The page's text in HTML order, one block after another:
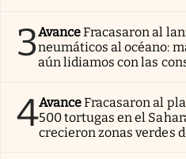
3AvanceFracasaron al
neumáticos al océano:
aún lidiamos con las
4AvanceFracasaron al
500 tortugas en el
crecieron zonas verdes